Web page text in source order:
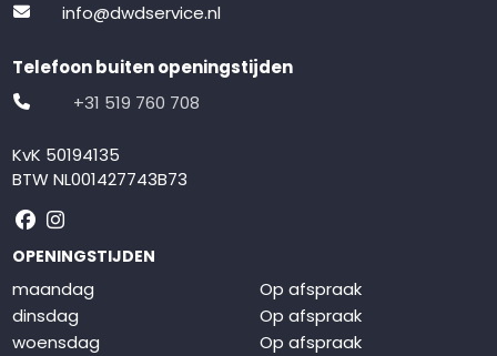
info@dwdservice.nl
Telefoon buiten openingstijden
+31 519 760 708
KvK 50194135
BTW NL001427743B73
Volg ons op Facebook
Volg ons op Instagram
OPENINGSTIJDEN
maandag
Op afspraak
dinsdag
Op afspraak
woensdag
Op afspraak